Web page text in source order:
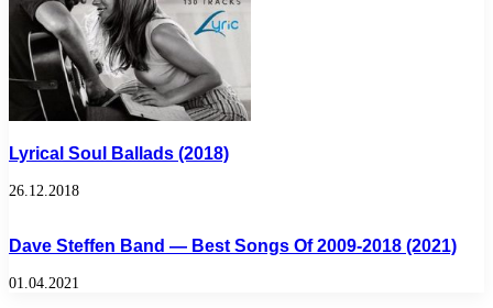
Lyrical Soul Ballads (2018)
26.12.2018
Dave Steffen Band — Best Songs Of 2009-2018 (2021)
01.04.2021